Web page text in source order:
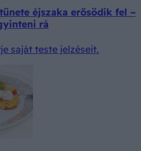
éjszaka erősödik fel –
rá
saját teste jelzéseit.